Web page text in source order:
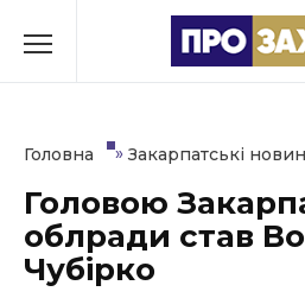
до
Культура
Освіта
Головна » Закарпатські
Головою
облради став
Чубірко